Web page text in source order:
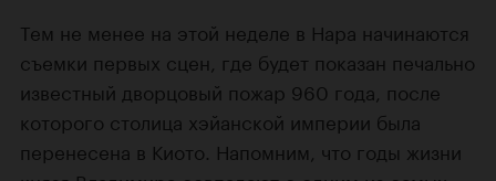
Тем не менее на этой неделе в Нара начинаются
съемки первых сцен, где будет показан печально
известный дворцовый пожар 960 года, после
которого столица хэйанской империи была
перенесена в Киото. Напомним, что годы жизни